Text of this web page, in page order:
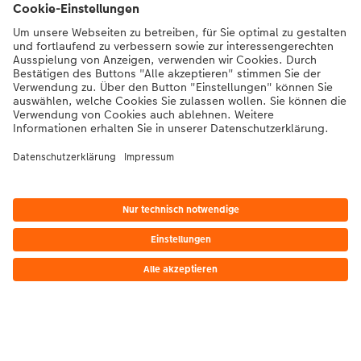
Kontakt & Hilfe
Die Migros
Bei Fragen zu Produkten oder der Bestellung können Sie uns gerne von
Montag bis Samstag von 8:00 – 20:00 Uhr und Sonntag von 10:00 –
20:00 Uhr (gesetzliche Feiertage ausgenommen) unter der
*Die Preise gelten inkl. MWST zzgl. Versandkosten gem.PreislisteDas abgebildete
Produkt hat ggfs. einen höheren Preis.
|AGB|Datenschutz|Impressum